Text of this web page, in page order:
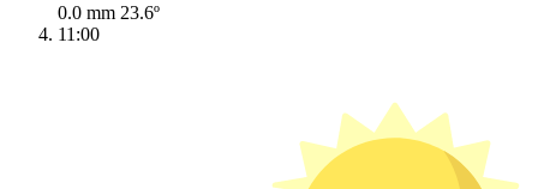
0.0 mm 23.6º
11:00